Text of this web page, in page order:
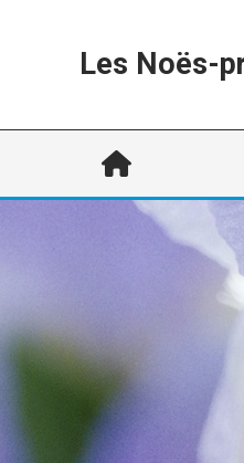
Les Noës-